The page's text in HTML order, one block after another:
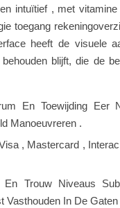
intuïtief , met
toegang
heeft de visuele
blijft, die de
En Toewijding Eer
Manoeuvreren .
, Mastercard ,
En Trouw Niveaus
Vasthouden In De